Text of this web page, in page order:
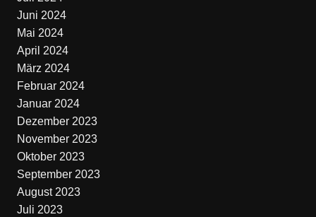
Juni 2024
Mai 2024
April 2024
März 2024
Februar 2024
Januar 2024
Dezember 2023
November 2023
Oktober 2023
September 2023
August 2023
Juli 2023